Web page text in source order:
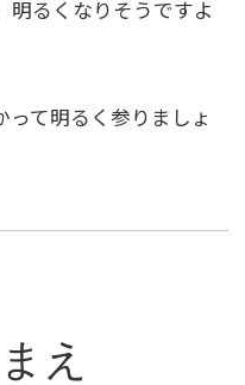
明るくなりそうですよ
て明るく参りましょ
え